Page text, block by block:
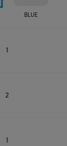
BLUE
1
2
1